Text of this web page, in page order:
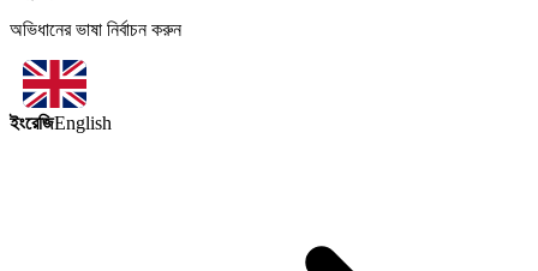
অভিধানের ভাষা নির্বাচন করুন
ইংরেজিEnglish